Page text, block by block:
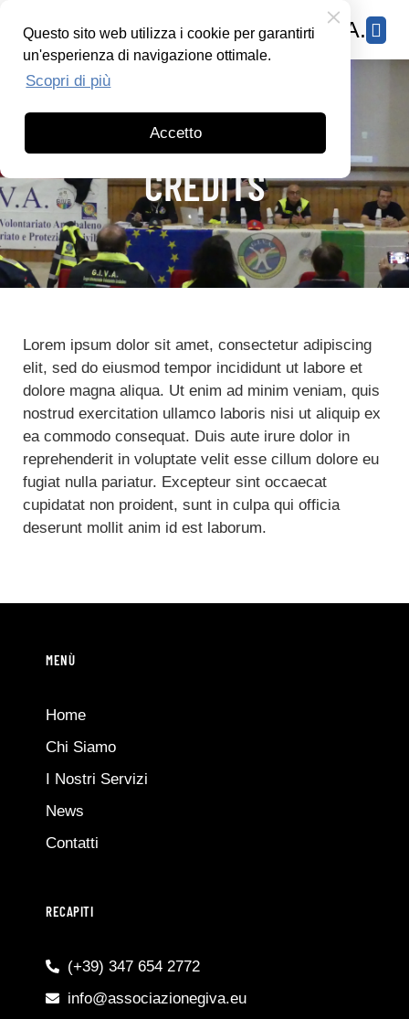
Questo sito web utilizza i cookie per garantirti
un'esperienza di navigazione ottimale.
Scopri di più
Accetto
Confederazione G.I.V.A.
CREDITS
Lorem ipsum dolor sit amet, consectetur adipiscing
elit, sed do eiusmod tempor incididunt ut labore et
dolore magna aliqua. Ut enim ad minim veniam, quis
nostrud exercitation ullamco laboris nisi ut aliquip ex
ea commodo consequat. Duis aute irure dolor in
reprehenderit in voluptate velit esse cillum dolore eu
fugiat nulla pariatur. Excepteur sint occaecat
cupidatat non proident, sunt in culpa qui officia
deserunt mollit anim id est laborum.
MENÙ
Home
Chi Siamo
I Nostri Servizi
News
Contatti
RECAPITI
(+39) 347 654 2772
info@associazionegiva.eu